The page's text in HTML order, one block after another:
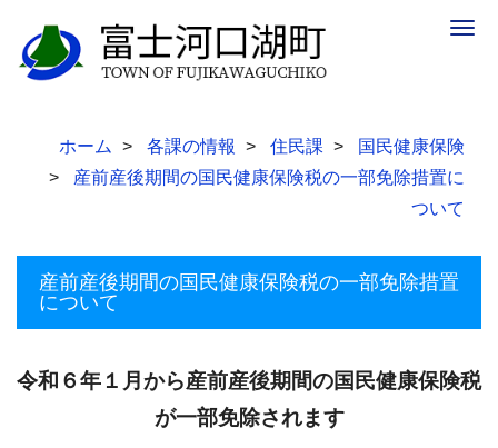
ホーム 各課の情報 住民課
国民健康保険
産前産後期間の国民健康保険税の一部免除措置に
ついて
産前産後期間の国民健康保険税の一部免除措置
について
令和 ６年 １ 月から産前産後期間の国民健康保険税
が一部免除されます